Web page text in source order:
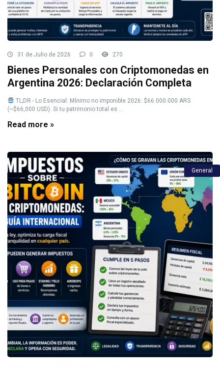
31 de Julio de 2026 0 270
Bienes Personales con Criptomonedas en
Argentina 2026: Declaración Completa
TL;DR - Lo Esencial: Mínimo no imponible 2026: $66.000.000 ARS
(~$66,000 USD). Si tu patrimonio total es ...
Read more »
General